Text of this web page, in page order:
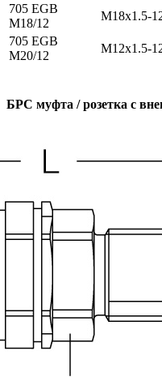
705 EGB
M18/12
M18x1.5-
705 EGB
M20/12
M12x1.5-
БРС муфта / розетка с